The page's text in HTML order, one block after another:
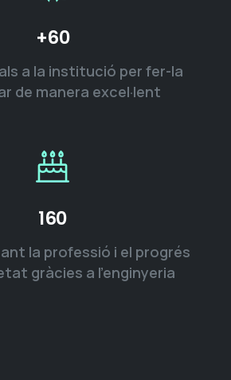
+60
a la institució per fer-la
de manera excel·lent
160
la professió i el progrés
gràcies a l’enginyeria